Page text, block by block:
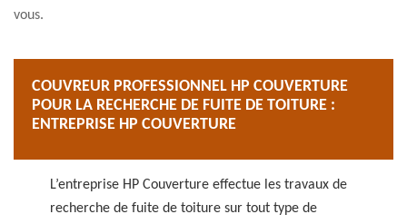
vous.
COUVREUR PROFESSIONNEL HP COUVERTURE
POUR LA RECHERCHE DE FUITE DE TOITURE :
ENTREPRISE HP COUVERTURE
L’entreprise HP Couverture effectue les travaux de
recherche de fuite de toiture sur tout type de